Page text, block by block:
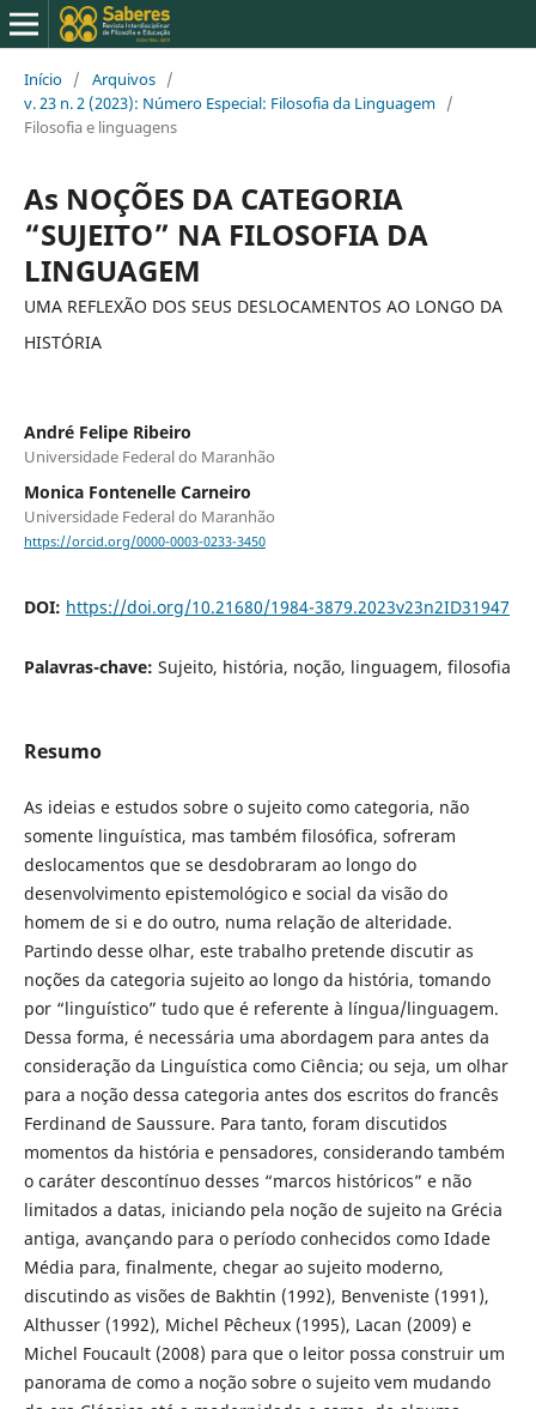
Início / Arquivos /
v. 23 n. 2 (2023): Número Especial: Filosofia da Linguagem /
Filosofia e linguagens
As NOÇÕES DA CATEGORIA
“SUJEITO” NA FILOSOFIA DA
LINGUAGEM
UMA REFLEXÃO DOS SEUS DESLOCAMENTOS AO LONGO DA
HISTÓRIA
André Felipe Ribeiro
Universidade Federal do Maranhão
Monica Fontenelle Carneiro
Universidade Federal do Maranhão
https://orcid.org/0000-0003-0233-3450
DOI: https://doi.org/10.21680/1984-3879.2023v23n2ID31947
Palavras-chave: Sujeito, história, noção, linguagem, filosofia
Resumo
As ideias e estudos sobre o sujeito como categoria, não
somente linguística, mas também filosófica, sofreram
deslocamentos que se desdobraram ao longo do
desenvolvimento epistemológico e social da visão do
homem de si e do outro, numa relação de alteridade.
Partindo desse olhar, este trabalho pretende discutir as
noções da categoria sujeito ao longo da história, tomando
por “linguístico” tudo que é referente à língua/linguagem.
Dessa forma, é necessária uma abordagem para antes da
consideração da Linguística como Ciência; ou seja, um olhar
para a noção dessa categoria antes dos escritos do francês
Ferdinand de Saussure. Para tanto, foram discutidos
momentos da história e pensadores, considerando também
o caráter descontínuo desses “marcos históricos” e não
limitados a datas, iniciando pela noção de sujeito na Grécia
antiga, avançando para o período conhecidos como Idade
Média para, finalmente, chegar ao sujeito moderno,
discutindo as visões de Bakhtin (1992), Benveniste (1991),
Althusser (1992), Michel Pêcheux (1995), Lacan (2009) e
Michel Foucault (2008) para que o leitor possa construir um
panorama de como a noção sobre o sujeito vem mudando